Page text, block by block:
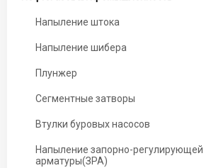
Напыление штока
Напыление шибера
Плунжер
Сегментные затворы
Втулки буровых насосов
Напыление запорно-регулирующей
арматуры(ЗРА)